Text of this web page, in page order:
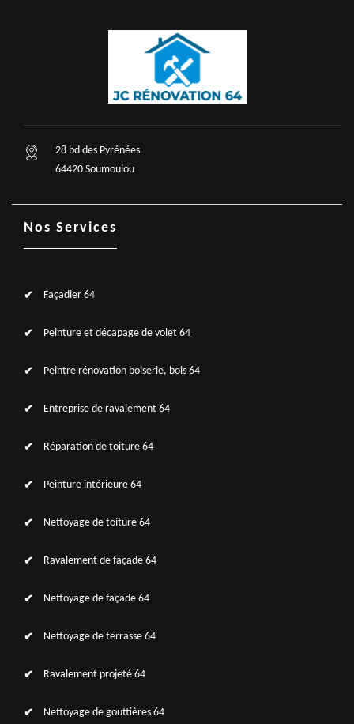
28 bd des Pyrénées
64420 Soumoulou
Nos Services
Façadier 64
Peinture et décapage de volet 64
Peintre rénovation boiserie, bois 64
Entreprise de ravalement 64
Réparation de toiture 64
Peinture intérieure 64
Nettoyage de toiture 64
Ravalement de façade 64
Nettoyage de façade 64
Nettoyage de terrasse 64
Ravalement projeté 64
Nettoyage de gouttières 64